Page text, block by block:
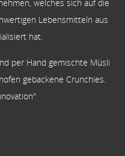
welches sich auf die
Lebensmitteln aus
hat.
per Hand gemischte Müsli
gebackene Crunchies.